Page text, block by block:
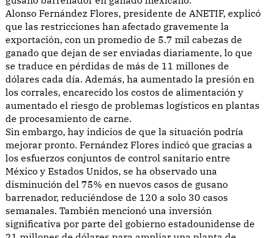
Alonso Fernández Flores, presidente de ANETIF, explicó
que las restricciones han afectado gravemente la
exportación, con un promedio de 5.7 mil cabezas de
ganado que dejan de ser enviadas diariamente, lo que
se traduce en pérdidas de más de 11 millones de
dólares cada día. Además, ha aumentado la presión en
los corrales, encarecido los costos de alimentación y
aumentado el riesgo de problemas logísticos en plantas
de procesamiento de carne.
Sin embargo, hay indicios de que la situación podría
mejorar pronto. Fernández Flores indicó que gracias a
los esfuerzos conjuntos de control sanitario entre
México y Estados Unidos, se ha observado una
disminución del 75% en nuevos casos de gusano
barrenador, reduciéndose de 120 a solo 30 casos
semanales. También mencionó una inversión
significativa por parte del gobierno estadounidense de